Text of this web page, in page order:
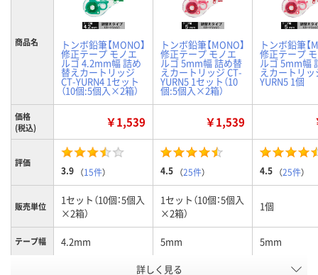
商品名 トンボ鉛筆【MONO】
修正テープ モノエ
ルゴ 4.2mm幅 詰め
替えカートリッジ
CT-YURN4 1セット
（10個:5個入×2箱）
トンボ鉛筆【MONO】
修正テープ モノエ
ルゴ 5mm幅 詰め替
えカートリッジ CT-
YURN5 1セット（10
個:5個入×2箱）
トンボ鉛筆【
修正テープ
ルゴ 5mm幅
えカートリッ
YURN5 1個
価格
(税込)
￥1,539 ￥1,539
評価
3.9 （15件） 4.5 （25件） 4.5 （25件）
販売単位
1セット（10個：5個入
×2箱）
1セット（10個：5個入
×2箱）
1個
テープ幅 4.2mm 5mm 5mm
詳しく見る